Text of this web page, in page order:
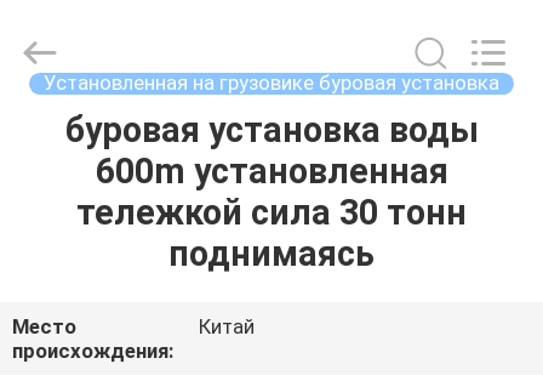
ДОМ
ПРОДУКТЫ
НАС
Rights
Reserved.
Developed
Установленная на грузовике буровая установка
буровая установка воды
600m установленная
тележкой сила 30 тонн
поднимаясь
Место
происхождения:
Китай